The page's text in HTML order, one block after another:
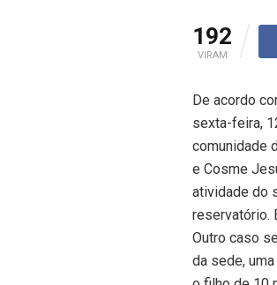
192
VIRAM
De acordo
sexta-feira,
comunidade
e Cosme
atividade do
reservatório.
Outro caso
da sede,